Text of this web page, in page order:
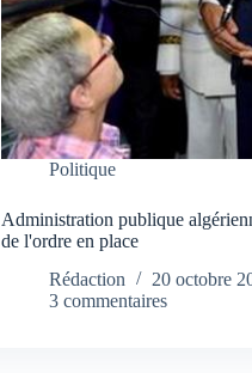
Politique
Administration publique
de l'ordre en place
Rédaction
20 octobre
3 commentaires